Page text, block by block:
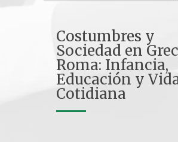
Costumbres y
Sociedad en
Roma: Infancia,
Educación y
Cotidiana